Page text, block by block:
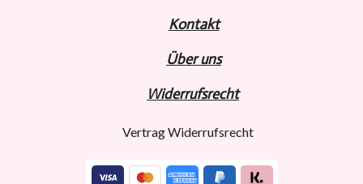
Kontakt
Über uns
Widerrufsrecht
Vertrag Widerrufsrecht